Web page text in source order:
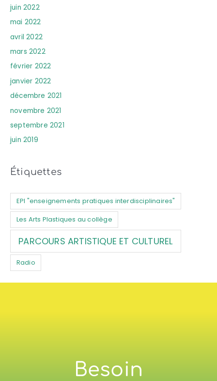
juin 2022
mai 2022
avril 2022
mars 2022
février 2022
janvier 2022
décembre 2021
novembre 2021
septembre 2021
juin 2019
Étiquettes
EPI "enseignements pratiques interdisciplinaires"
Les Arts Plastiques au collège
PARCOURS ARTISTIQUE ET CULTUREL
Radio
Besoin